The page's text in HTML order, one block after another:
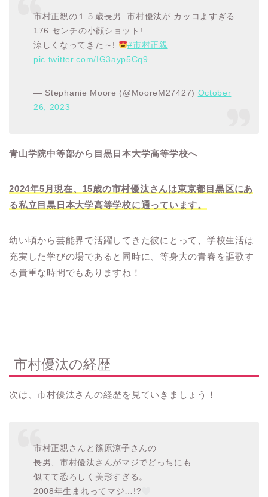
市村正親の１５歳長男. 市村優汰が カッコよすぎる
176 センチの小顔ショット!
涼しくなってきた～!
#市村正親
pic.twitter.com/IG3ayp5Cq9
— Stephanie Moore (@MooreM27427) October
26, 2023
青山学院中等部から目黒日本大学高等学校へ
2024年5月現在、15歳の市村優汰さんは東京都目黒区にあ
る私立目黒日本大学高等学校に通っています。
幼い頃から芸能界で活躍してきた彼にとって、学校生活は
充実した学びの場であると同時に、等身大の青春を謳歌す
る貴重な時間でもありますね！
市村優汰の経歴
次は、市村優汰さんの経歴を見ていきましょう！
市村正親さんと篠原涼子さんの
長男、市村優汰さんがマジでどっちにも
似てて恐ろしく美形すぎる。
2008年生まれってマジ…!?